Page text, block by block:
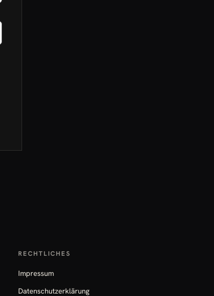
RECHTLICHES
Impressum
Datenschutzerklärung